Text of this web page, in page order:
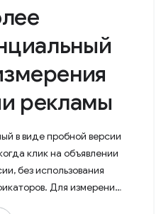
рекламы
в виде пробной версии
клик на объявлении
без использования
Для измерения
кампаний